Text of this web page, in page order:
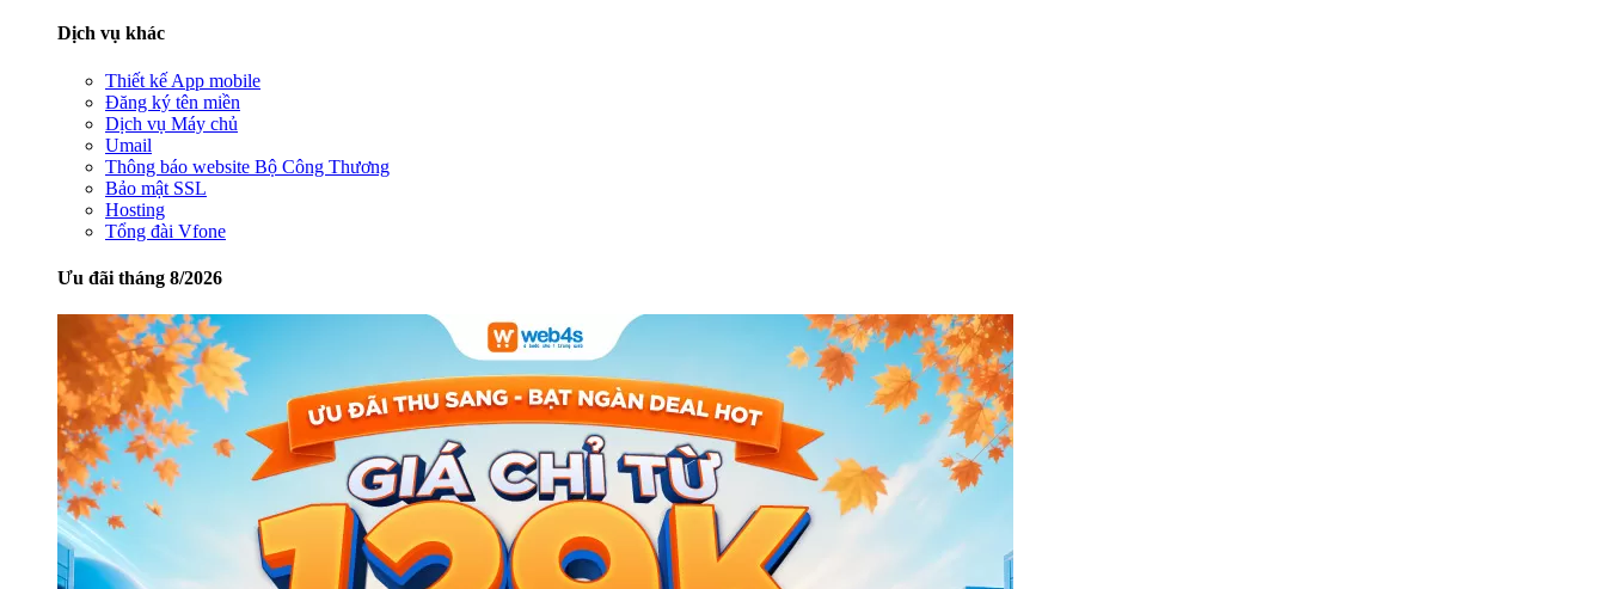
Dịch vụ khác
Thiết kế App mobile
Đăng ký tên miền
Dịch vụ Máy chủ
Umail
Thông báo website Bộ Công Thương
Bảo mật SSL
Hosting
Tổng đài Vfone
Ưu đãi tháng 8/2026